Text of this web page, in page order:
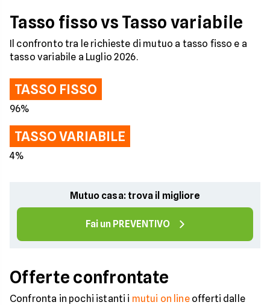
Tasso fisso vs Tasso variabile
Il confronto tra le richieste di mutuo a tasso fisso e a
tasso variabile a Luglio 2026.
TASSO FISSO
96%
TASSO VARIABILE
4%
Mutuo casa: trova il migliore
Fai un PREVENTIVO
Offerte confrontate
Confronta in pochi istanti i mutui on lineofferti dalle